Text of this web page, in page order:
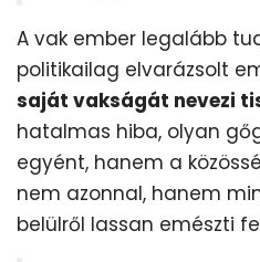
A vak ember legalább
politikailag elvarázsolt
saját vakságát nevezi
hatalmas hiba, olyan
egyént, hanem a
nem azonnal, hanem
belülről lassan emészti